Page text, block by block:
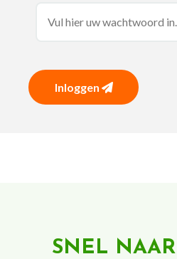
Inloggen
SNEL NAAR